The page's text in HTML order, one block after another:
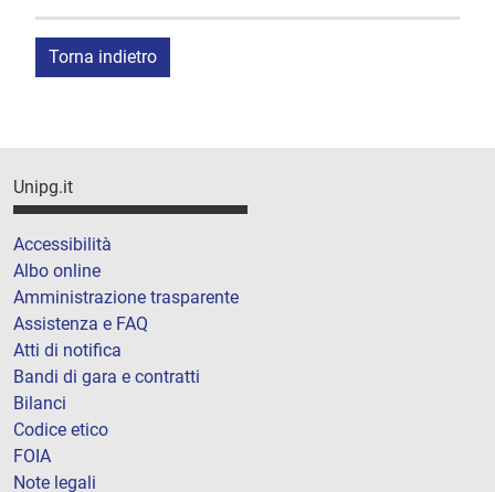
Torna indietro
Unipg.it
Accessibilità
Albo online
Amministrazione trasparente
Assistenza e FAQ
Atti di notifica
Bandi di gara e contratti
Bilanci
Codice etico
FOIA
Note legali